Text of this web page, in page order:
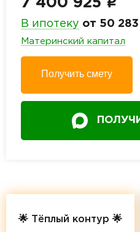
7 400 925 i
В ипотеку от 50 283
Материнский капитал
Получить смету
🌟 Тёплый контур 🌟